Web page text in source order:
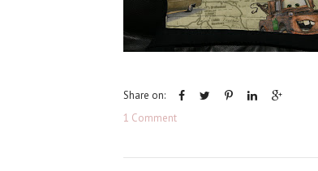
Share on:
1 Comment